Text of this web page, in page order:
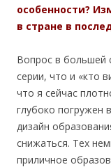
особенности?
в стране в
Вопрос в большей
серии, что и «кто
что я сейчас
глубоко погружен
дизайн
снижаться. Тех
приличное